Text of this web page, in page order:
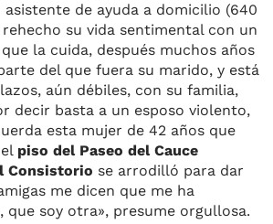
de ayuda a domicilio (640
rehecho su vida sentimental con un
la cuida, después muchos años
del que fuera su marido, y está
aún débiles, con su familia,
decir basta a un esposo violento,
esta mujer de 42 años que
piso del Paseo del Cauce
Consistorio se arrodilló para dar
me dicen que me ha
que soy otra», presume orgullosa.